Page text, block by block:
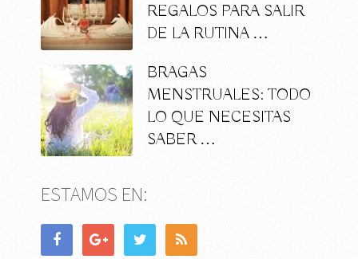
REGALOS PARA SALIR
DE LA RUTINA …
BRAGAS
MENSTRUALES: TODO
LO QUE NECESITAS
SABER …
ESTAMOS EN: